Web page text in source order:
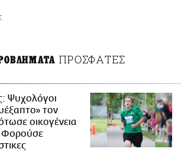
ΠΡΟΣΦΑΤΕΣ
Ψυχολόγοι
τον
οικογένεια